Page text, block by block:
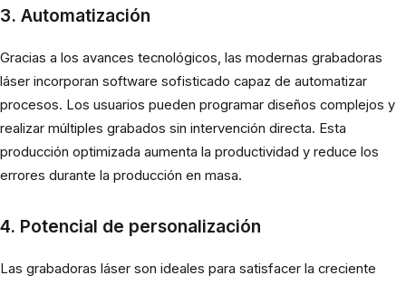
3. Automatización
Gracias a los avances tecnológicos, las modernas grabadoras
láser incorporan software sofisticado capaz de automatizar
procesos. Los usuarios pueden programar diseños complejos y
realizar múltiples grabados sin intervención directa. Esta
producción optimizada aumenta la productividad y reduce los
errores durante la producción en masa.
4. Potencial de personalización
Las grabadoras láser son ideales para satisfacer la creciente